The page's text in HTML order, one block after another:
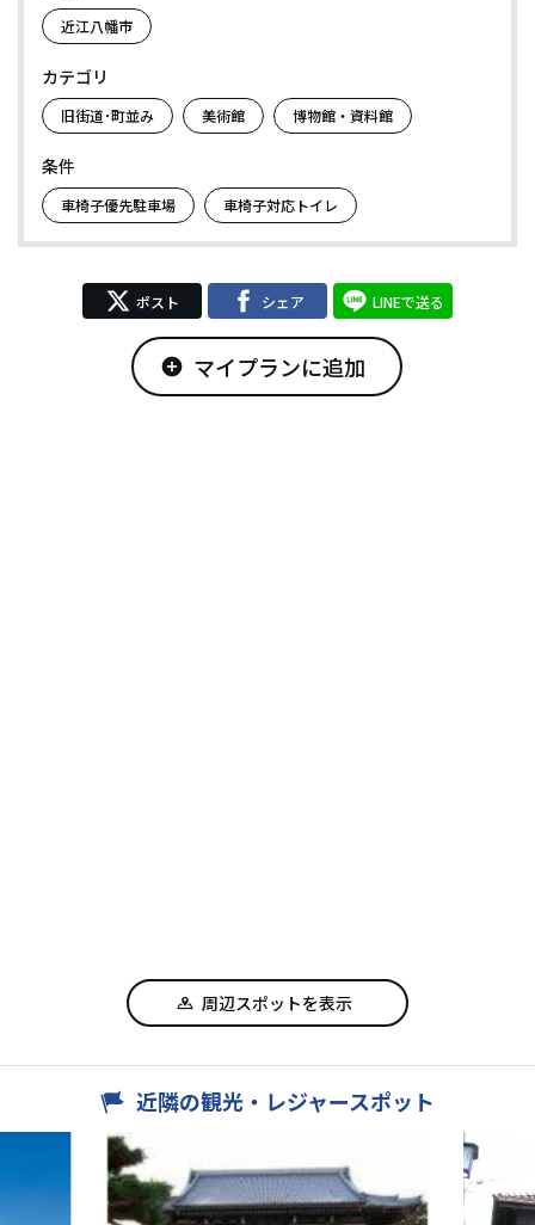
近江八幡市
カテゴリ
旧街道･町並み 美術館 博物館・資料館
条件
車椅子優先駐車場 車椅子対応トイレ
ポスト シェア LINEで送る
add_circle マイプランに追加
周辺スポットを表示
近隣の観光・レジャースポット